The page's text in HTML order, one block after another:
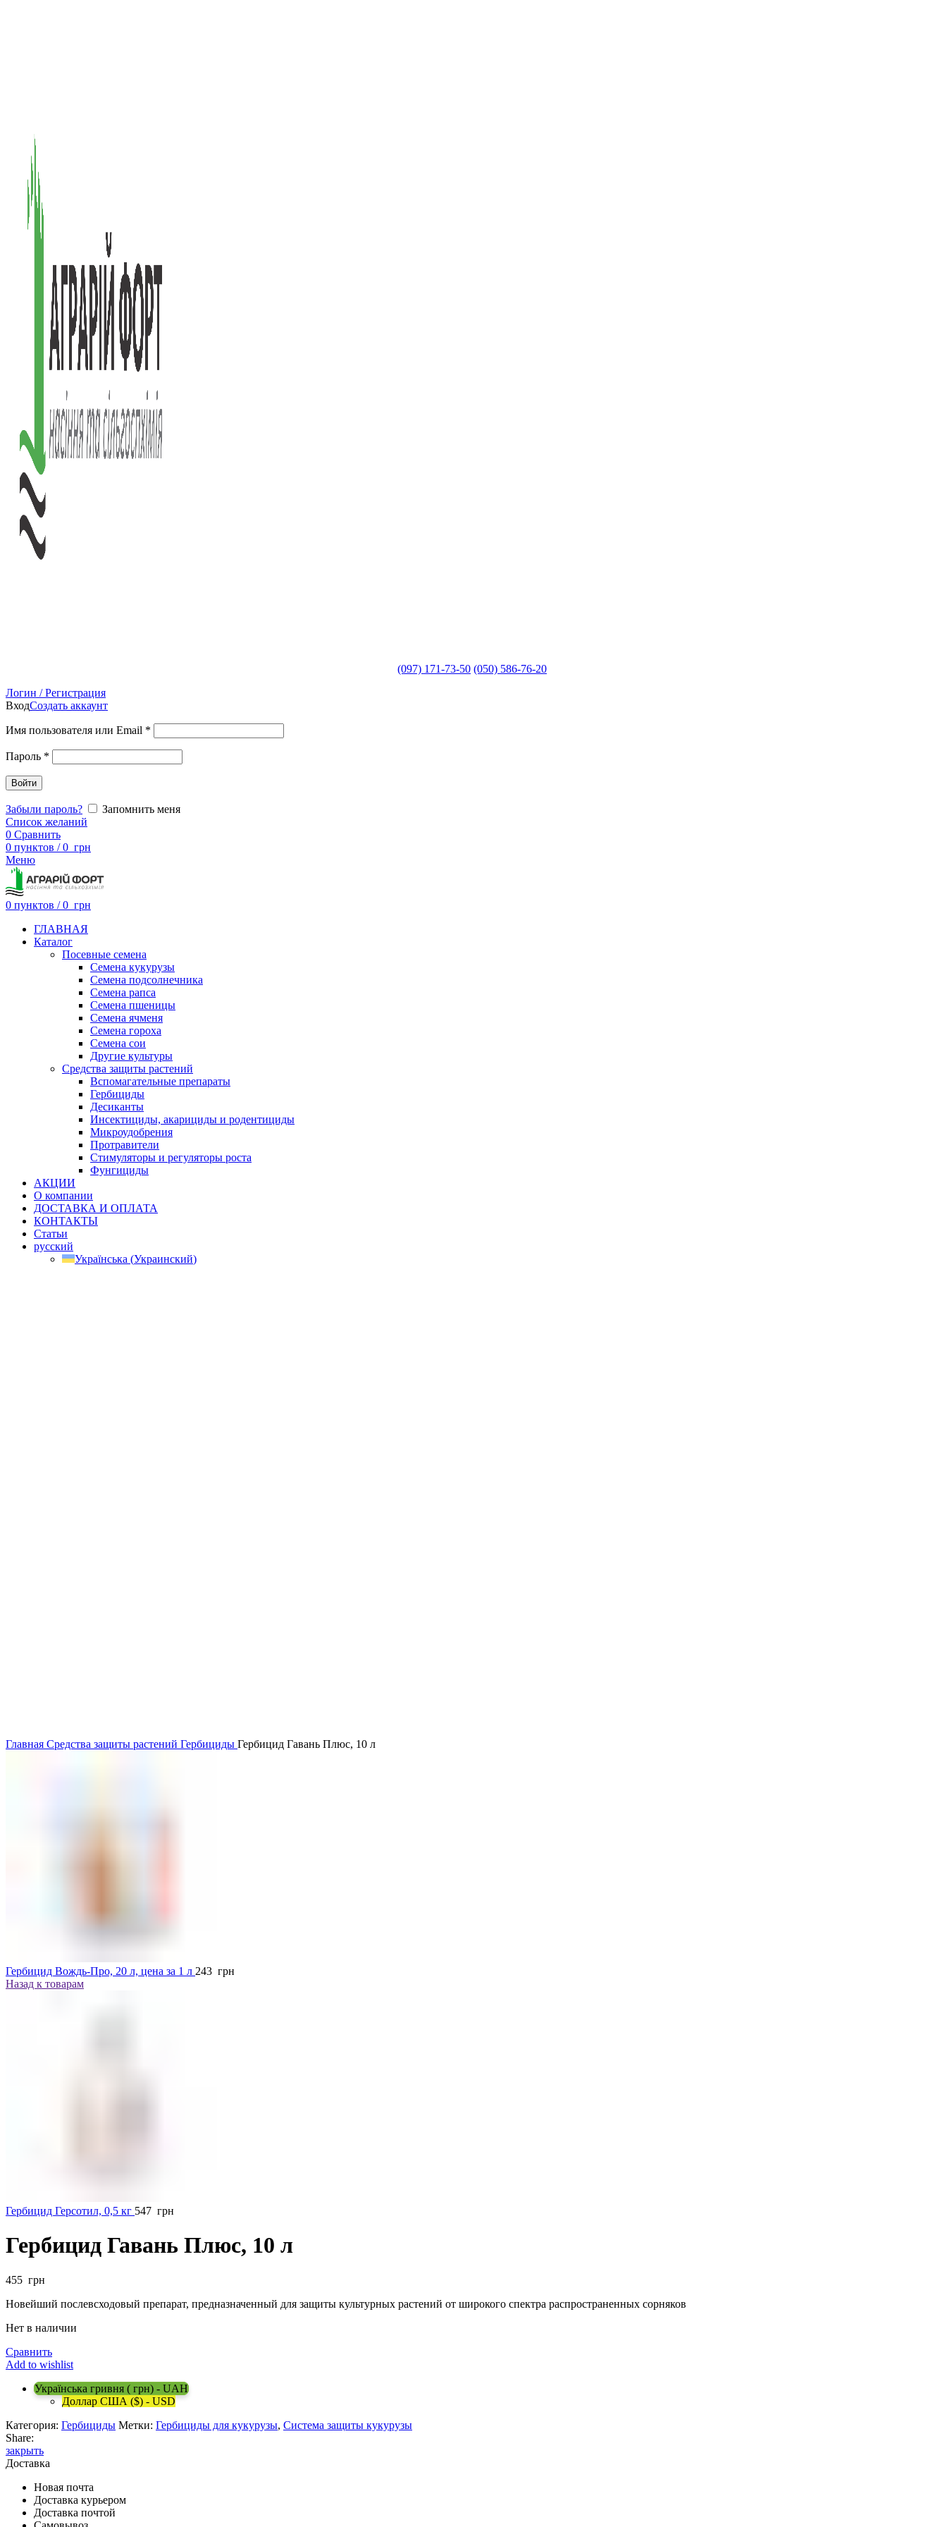
(097) 171-73-50 (050) 586-76-20
Логин / Регистрация
ВходСоздать аккаунт
Имя пользователя или Email *
Пароль *
Войти
Забыли пароль?
Запомнить меня
Список желаний
0 Сравнить
0 пунктов / 0 грн
Меню
0 пунктов / 0 грн
ГЛАВНАЯ
Каталог
Посевные семена
Семена кукурузы
Семена подсолнечника
Семена рапса
Семена пшеницы
Семена ячменя
Семена гороха
Семена сои
Другие культуры
Средства защиты растений
Вспомагательные препараты
Гербициды
Десиканты
Инсектициды, акарициды и родентициды
Микроудобрения
Протравители
Стимуляторы и регуляторы роста
Фунгициды
АКЦИИ
О компании
ДОСТАВКА И ОПЛАТА
КОНТАКТЫ
Статьи
русский
Українська (Украинский)
Главная Средства защиты растений Гербициды Гербицид Гавань Плюс, 10 л
Гербицид Вождь-Про, 20 л, цена за 1 л 243 грн
Назад к товарам
Гербицид Герсотил, 0,5 кг 547 грн
Гербицид Гавань Плюс, 10 л
455 грн
Новейший послевсходовый препарат, предназначенный для защиты культурных растений от широкого спектра распространенных сорняков
Нет в наличии
Сравнить
Add to wishlist
Українська гривня ( грн) - UAH
Доллар США ($) - USD
Категория: Гербициды Метки: Гербициды для кукурузы, Система защиты кукурузы
Share:
закрыть
Доставка
Новая почта
Доставка курьером
Доставка почтой